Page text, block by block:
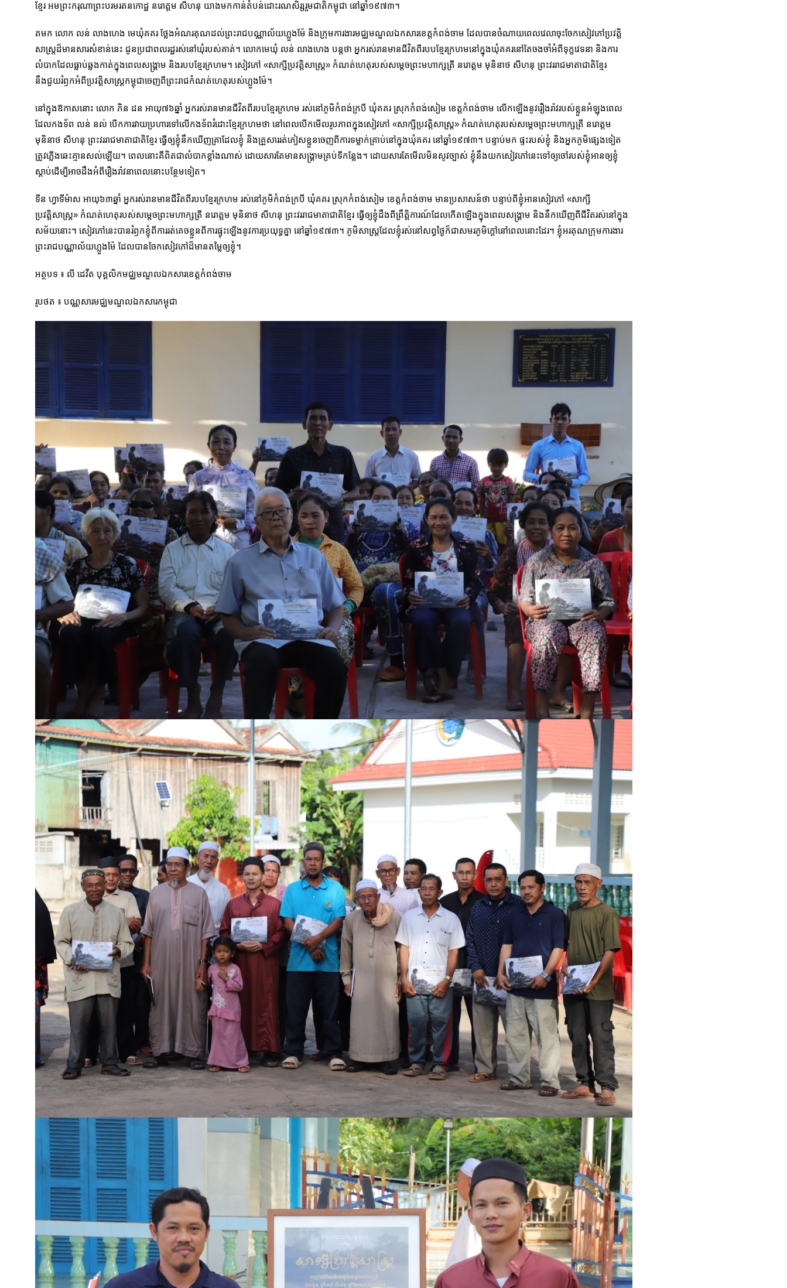
ខ្មែរ អមព្រះករុណាព្រះបរមរតនកោដ្ឋ នរោត្តម សីហនុ យាងមកកាន់តំបន់ដោះរណសិរ្សរួមជាតិកម្ពុជា នៅឆ្នាំ១៩៧៣។
តមក លោក លន់ លាងហេង មេឃុំគគរ ថ្លែងអំណរគុណដល់ព្រះរាជបណ្ណាល័យហ្លួងម៉ែ និងក្រុមការងារមជ្ឈមណ្ឌលឯកសារខេត្តកំពង់ចាម ដែលបានចំណាយពេលវេលាចុះចែកសៀវភៅប្រវត្តិ
សាស្រ្តដ៏មានសារសំខាន់នេះ ជូនប្រជាពលរដ្ឋរស់នៅឃុំរបស់គាត់។ លោកមេឃុំ លន់ លាងហេង បន្តថា អ្នករស់រានមានជីវិតពីរបបខ្មែរក្រហមនៅក្នុងឃុំគគរនៅតែចងចាំអំពីទុក្ខវេទនា និងការ
លំបាកដែលធ្លាប់ឆ្លងកាត់ក្នុងពេលសង្រ្គាម និងរបបខ្មែរក្រហម។ សៀវភៅ «សាក្សីប្រវត្តិសាស្ត្រ» កំណត់ហេតុរបស់សម្តេចព្រះមហាក្សត្រី នរោត្តម មុនិនាថ សីហនុ ព្រះវររាជមាតាជាតិខ្មែរ
នឹងជួយរំឭកអំពីប្រវត្តិសាស្រ្តកម្ពុជាចេញពីព្រះរាជកំណត់​ហេតុរបស់ហ្លួងម៉ែ។
នៅក្នុងឱកាសនោះ លោក ភិន ដន អាយុ៧៦ឆ្នាំ អ្នករស់រានមានជីវិតពីរបបខ្មែរក្រហម រស់នៅភូមិកំពង់ក្របី ឃុំគគរ ស្រុកកំពង់សៀម​ ខេត្តកំពង់ចាម លើកឡើងនូវរឿងរ៉ាវរបស់ខ្លួនអំឡុងពេល
ដែលកងទ័ព លន់ នល់ បើកការវាយប្រហារទៅលើកងទ័ពរំដោះខ្មែរក្រហមថា នៅពេលបើកមើលរូបភាពក្នុងសៀវភៅ «សាក្សីប្រវត្តិសាស្រ្ត» កំណត់ហេតុរបស់សម្តេចព្រះមហាក្សត្រី នរោត្តម
មុនិនាថ សីហនុ ព្រះវររាជមាតាជាតិខ្មែរ ធ្វើឲ្យខ្ញុំនឹកឃើញគ្រាដែលខ្ញុំ និងគ្រួសាររត់ភៀសខ្លួនចេញពីការទម្លាក់គ្រាប់នៅក្នុងឃុំគគរ នៅឆ្នាំ១៩៧៣។ បន្ទាប់មក ផ្ទះរបស់ខ្ញុំ និងអ្នកភូមិផ្សេងទៀត
ត្រូវភ្លើងឆេះគ្មានសល់ឡើយ។ ពេលនោះគឺពិតជាលំបាកខ្លាំងណាស់ ដោយសារតែមានសង្រ្គាមគ្រប់ទីកន្លែង។ ដោយសារតែមើលមិនសូវច្បាស់ ខ្ញុំនឹងយកសៀវភៅនេះទៅឲ្យចៅរបស់ខ្ញុំអានឲ្យខ្ញុំ
ស្ដាប់ដើម្បីអាចដឹងអំពីរឿងរ៉ាវនាពេលនោះបន្ថែមទៀត។
ទីន ហ្វាទីម៉ាស អាយុ៦៣ឆ្នាំ អ្នករស់រានមានជីវិតពីរបបខ្មែរក្រហម រស់នៅភូមិកំពង់ក្របី ឃុំគគរ ស្រុកកំពង់សៀម ខេត្តកំពង់ចាម មានប្រសាសន៍ថា បន្ទាប់ពីខ្ញុំអានសៀវភៅ «សាក្សី
ប្រវត្តិសាស្ត្រ» កំណត់ហេតុរបស់សម្តេចព្រះមហាក្សត្រី នរោត្តម មុនិនាថ សីហនុ ព្រះវររាជមាតាជាតិខ្មែរ ធ្វើឲ្យខ្ញុំដឹងពីព្រឹត្តិការណ៍ដែលកើតឡើងក្នុងពេលសង្រ្គាម និងនឹកឃើញពីជីវិតរស់នៅក្នុង
សម័យនោះ។ សៀវភៅនេះបានរំឭកខ្ញុំពីការរត់គេចខ្លួនពីការផ្ទុះឡើងនូវការ​ប្រយុទ្ធគ្នា នៅឆ្នាំ១៩៧៣។ ភូមិសាស្រ្តដែលខ្ញុំរស់នៅសព្វថ្ងៃក៏ជាសមរភូមិក្ដៅនៅពេលនោះដែរ។ ខ្ញុំអរគុណក្រុមការងារ
ព្រះរាជបណ្ណាល័យហ្លួងម៉ែ ដែលបានចែកសៀវភៅដ៏មានតម្លៃឲ្យខ្ញុំ។
អត្ថបទ ៖ លី ដេវីត បុគ្គលិកមជ្ឈមណ្ឌលឯកសារខេត្តកំពង់ចាម
រូបថត ៖ បណ្ណសារមជ្ឈមណ្ឌលឯកសារកម្ពុជា